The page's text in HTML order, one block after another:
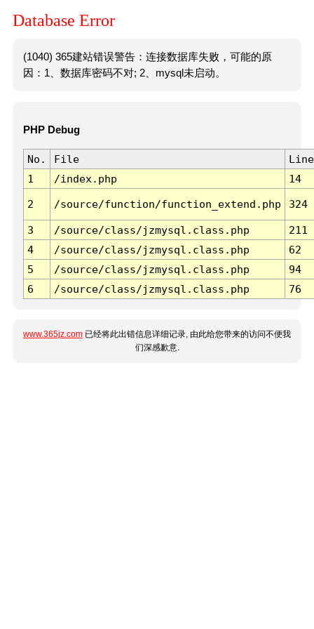
Database Error
(1040) 365建站错误警告：连接数据库失败，可能的原
因：1、数据库密码不对; 2、mysql未启动。
PHP Debug
No. File
Line
1
/index.php 14
2 /source/function/function_extend.php 324
3 /source/class/jzmysql.class.php
211
4
/source/class/jzmysql.class.php
62
5
/source/class/jzmysql.class.php
94
6
/source/class/jzmysql.class.php 76
www.365jz.com 已经将此出错信息详细记录, 由此给您带来的访问不便我
们深感歉意.